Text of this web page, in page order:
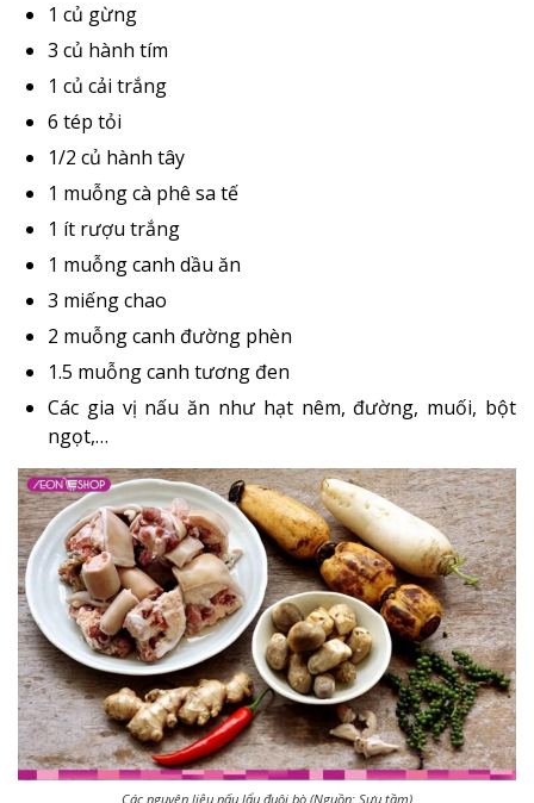
1 củ gừng
3 củ hành tím
1 củ cải trắng
6 tép tỏi
1/2 củ hành tây
1 muỗng cà phê sa tế
1 ít rượu trắng
1 muỗng canh dầu ăn
3 miếng chao
2 muỗng canh đường phèn
1.5 muỗng canh tương đen
Các gia vị nấu ăn như hạt nêm, đường, muối, bột
ngọt,…
Các nguyên liệu nấu lẩu đuôi bò (Nguồn: Sưu tầm)